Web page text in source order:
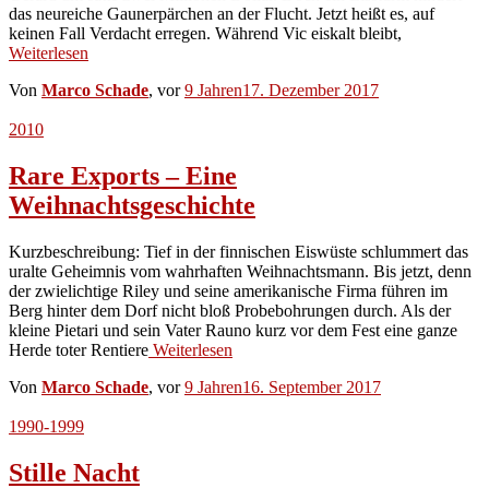
das neureiche Gaunerpärchen an der Flucht. Jetzt heißt es, auf
keinen Fall Verdacht erregen. Während Vic eiskalt bleibt,
Weiterlesen
Von Marco Schade, vor9 Jahren17. Dezember 2017
2010
Rare Exports – Eine
Weihnachtsgeschichte
Kurzbeschreibung: Tief in der finnischen Eiswüste schlummert das
uralte Geheimnis vom wahrhaften Weihnachtsmann. Bis jetzt, denn
der zwielichtige Riley und seine amerikanische Firma führen im
Berg hinter dem Dorf nicht bloß Probebohrungen durch. Als der
kleine Pietari und sein Vater Rauno kurz vor dem Fest eine ganze
Herde toter Rentiere Weiterlesen
Von Marco Schade, vor9 Jahren16. September 2017
1990-1999
Stille Nacht